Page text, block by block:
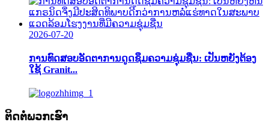
2026-07-20
ການທົດສອບອັດຕາການດູດຊຶມຄວາມຊຸ່ມຊື່ນ: ເປັນຫຍັງຕ້ອງ
ໃຊ້ Granit...
ຕິດຕໍ່ພວກເຮົາ